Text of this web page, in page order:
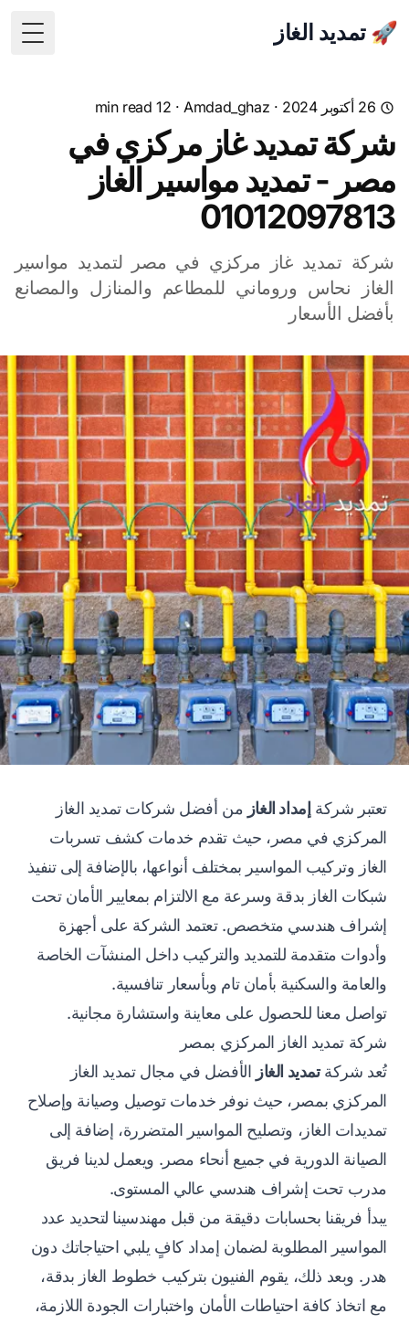
🚀 تمديد الغاز
26 أكتوبر 2024 ·
Amdad_ghaz
· 12 min read
شركة تمديد غاز مركزي في
مصر - تمديد مواسير الغاز
01012097813
شركة تمديد غاز مركزي في مصر لتمديد مواسير
الغاز نحاس وروماني للمطاعم والمنازل والمصانع
بأفضل الأسعار
تعتبر شركة إمداد الغاز من أفضل شركات تمديد الغاز
المركزي في مصر، حيث تقدم خدمات كشف تسربات
الغاز وتركيب المواسير بمختلف أنواعها، بالإضافة إلى تنفيذ
شبكات الغاز بدقة وسرعة مع الالتزام بمعايير الأمان تحت
إشراف هندسي متخصص. تعتمد الشركة على أجهزة
وأدوات متقدمة للتمديد والتركيب داخل المنشآت الخاصة
والعامة والسكنية بأمان تام وبأسعار تنافسية.
تواصل معنا للحصول على معاينة واستشارة مجانية.
شركة تمديد الغاز المركزي بمصر
تُعد شركةتمديد الغاز الأفضل في مجال تمديد الغاز
المركزي بمصر، حيث نوفر خدمات توصيل وصيانة وإصلاح
تمديدات الغاز، وتصليح المواسير المتضررة، إضافة إلى
الصيانة الدورية في جميع أنحاء مصر. ويعمل لدينا فريق
مدرب تحت إشراف هندسي عالي المستوى.
يبدأ فريقنا بحسابات دقيقة من قبل مهندسينا لتحديد عدد
المواسير المطلوبة لضمان إمداد كافٍ يلبي احتياجاتك دون
هدر. وبعد ذلك، يقوم الفنيون بتركيب خطوط الغاز بدقة،
مع اتخاذ كافة احتياطات الأمان واختبارات الجودة اللازمة،